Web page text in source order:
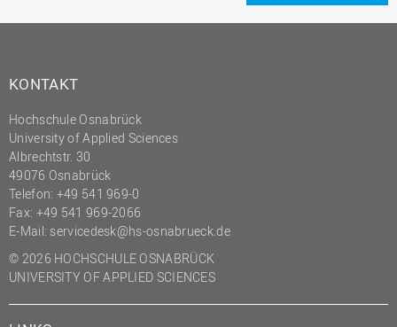
KONTAKT
Hochschule Osnabrück
University of Applied Sciences
Albrechtstr. 30
49076 Osnabrück
Telefon: +49 541 969-0
Fax: +49 541 969-2066
E-Mail: servicedesk@hs-osnabrueck.de
© 2026 HOCHSCHULE OSNABRÜCK
UNIVERSITY OF APPLIED SCIENCES